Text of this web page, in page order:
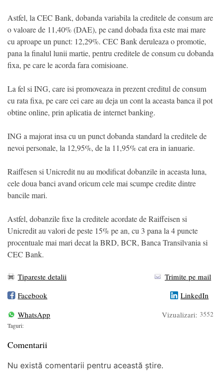
Astfel, la CEC Bank, dobanda variabila la creditele de consum are
o valoare de 11,40% (DAE), pe cand dobada fixa este mai mare
cu aproape un punct: 12,29%. CEC Bank deruleaza o promotie,
pana la finalul lunii martie, pentru creditele de consum cu dobanda
fixa, pe care le acorda fara comisioane.
La fel si ING, care isi promoveaza in prezent creditul de consum
cu rata fixa, pe care cei care au deja un cont la aceasta banca il pot
obtine online, prin aplicatia de internet banking.
ING a majorat insa cu un punct dobanda standard la creditele de
nevoi personale, la 12,95%, de la 11,95% cat era in ianuarie.
Raiffesen si Unicredit nu au modificat dobanzile in aceasta luna,
cele doua banci avand oricum cele mai scumpe credite dintre
bancile mari.
Astfel, dobanzile fixe la creditele acordate de Raiffeisen si
Unicredit au valori de peste 15% pe an, cu 3 pana la 4 puncte
procentuale mai mari decat la BRD, BCR, Banca Transilvania si
CEC Bank.
Tipareste detalii
Trimite pe mail
Facebook
LinkedIn
WhatsApp
Vizualizari: 3552
Taguri:
Comentarii
Nu există comentarii pentru această știre.